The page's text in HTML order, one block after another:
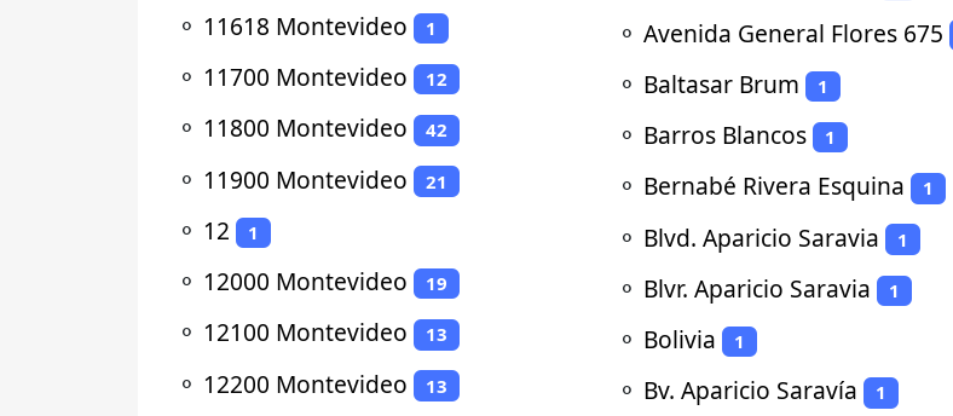
⚬ 11618 Montevideo 1
⚬ 11700 Montevideo 12
⚬ 11800 Montevideo 42
⚬ 11900 Montevideo 21
⚬ 12 1
⚬ 12000 Montevideo 19
⚬ 12100 Montevideo 13
⚬ 12200 Montevideo 13
⚬ Avenida General Flores 675
⚬ Baltasar Brum 1
⚬ Barros Blancos 1
⚬ Bernabé Rivera Esquina 1
⚬ Blvd. Aparicio Saravia 1
⚬ Blvr. Aparicio Saravia 1
⚬ Bolivia 1
⚬ Bv. Aparicio Saravía 1